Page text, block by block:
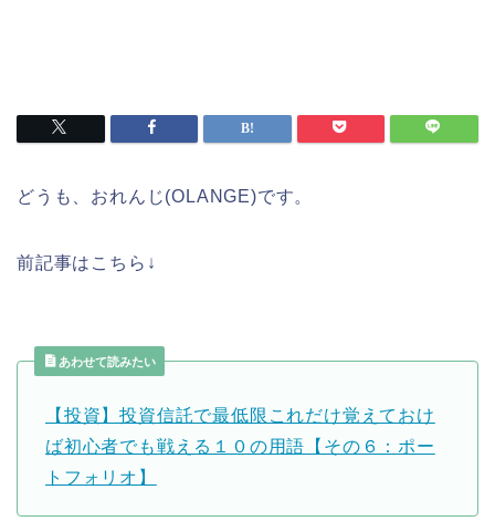
どうも、おれんじ(OLANGE)です。
前記事はこちら↓
あわせて読みたい
【投資】投資信託で最低限これだけ覚えておけ
ば初心者でも戦える１０の用語【その６：ポー
トフォリオ】